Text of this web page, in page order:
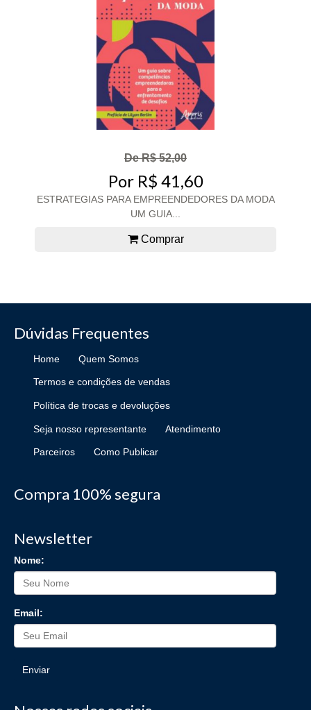
De R$ 52,00
Por R$ 41,60
ESTRATEGIAS PARA EMPREENDEDORES DA MODA
UM GUIA...
Comprar
Dúvidas Frequentes
Home Quem Somos
Termos e condições de vendas
Política de trocas e devoluções
Seja nosso representante Atendimento
Parceiros Como Publicar
Compra 100% segura
Newsletter
Nome:
Email:
Enviar